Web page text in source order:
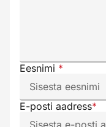
Eesnimi *
E-posti aadress*